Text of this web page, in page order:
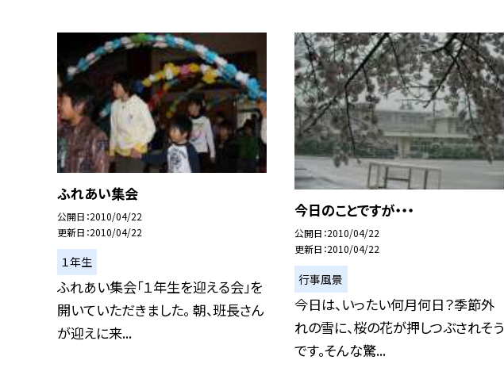
ふれあい集会
公開日 2010/04/22
更新日 2010/04/22
１年生
ふれあい集会「１年生を迎える会」を
開いていただきました。 朝、班長さん
が迎えに来...
今日のことですが・・・
公開日 2010/04/22
更新日 2010/04/22
行事風景
今日は、いったい何月何日？季節外
れの雪に、桜の花が押しつぶされそう
です。そんな驚...